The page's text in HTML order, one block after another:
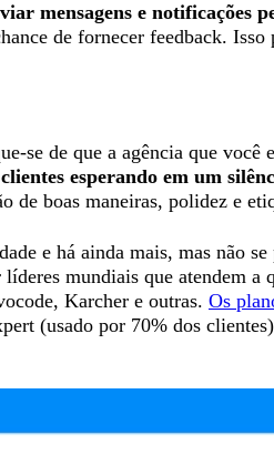
mensagens e notificações
de fornecer feedback.
se de que a agência que você
esperando em um
de boas maneiras, polidez e
e há ainda mais, mas
mundiais que atendem a
Karcher e outras. Os
(usado por 70% dos